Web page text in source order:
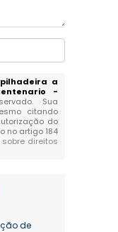
a
-
Sua
citando
do
no artigo 184
sobre direitos
de